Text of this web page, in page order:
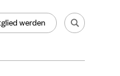
werden